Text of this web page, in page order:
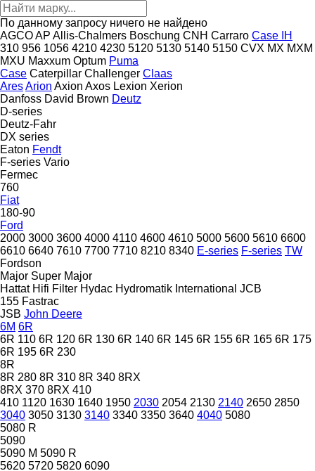
По данному запросу ничего не найдено
AGCOAP Allis-Chalmers Boschung CNH Carraro Case IH
310 956 1056 4210 4230 5120 5130 5140 5150 CVX MX MXM
MXU Maxxum Optum Puma
Case Caterpillar Challenger Claas
AresArion Axion Axos Lexion Xerion
Danfoss David Brown Deutz
D-series
Deutz-Fahr
DX series
Eaton Fendt
F-series Vario
Fermec
760
Fiat
180-90
Ford
2000 3000 3600 4000 4110 4600 4610 5000 5600 5610 6600
6610 6640 7610 7700 7710 8210 8340 E-series F-series TW
Fordson
Major Super Major
Hattat Hifi Filter Hydac Hydromatik International JCB
155 Fastrac
JSB John Deere
6M 6R
6R 110 6R 120 6R 130 6R 140 6R 145 6R 155 6R 165 6R 175
6R 195 6R 230
8R
8R 280 8R 310 8R 340 8RX
8RX 370 8RX 410
410 1120 1630 1640 1950 2030 2054 2130 2140 2650 2850
3040 3050 3130 3140 3340 3350 3640 4040 5080
5080 R
5090
5090 M 5090 R
5620 5720 5820 6090